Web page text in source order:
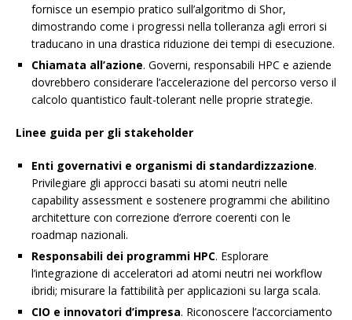
fornisce un esempio pratico sull’algoritmo di Shor,
dimostrando come i progressi nella tolleranza agli errori si
traducano in una drastica riduzione dei tempi di esecuzione.
Chiamata all’azione. Governi, responsabili HPC e aziende
dovrebbero considerare l’accelerazione del percorso verso il
calcolo quantistico fault-tolerant nelle proprie strategie.
Linee guida per gli stakeholder
Enti governativi e organismi di standardizzazione.
Privilegiare gli approcci basati su atomi neutri nelle
capability assessment e sostenere programmi che abilitino
architetture con correzione d’errore coerenti con le
roadmap nazionali.
Responsabili dei programmi HPC. Esplorare
l’integrazione di acceleratori ad atomi neutri nei workflow
ibridi; misurare la fattibilità per applicazioni su larga scala.
CIO e innovatori d’impresa. Riconoscere l’accorciamento